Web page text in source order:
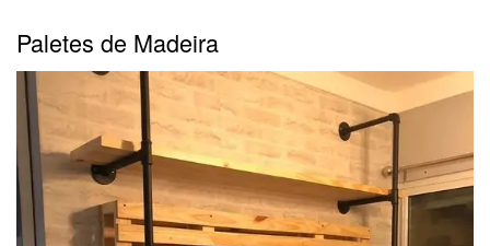
Paletes de Madeira